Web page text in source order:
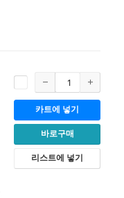
카트에 넣기
바로구매
리스트에 넣기